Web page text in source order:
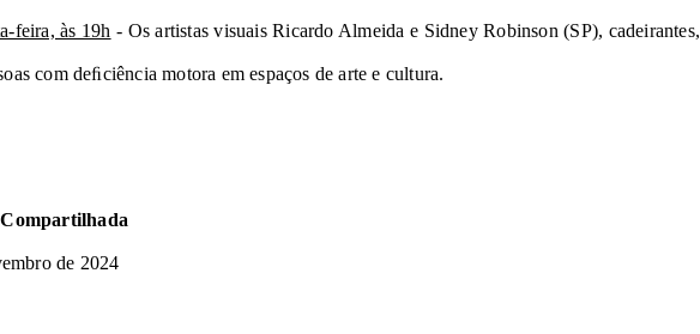
feira, às 19h - Os artistas visuais Ricardo Almeida e Sidney Robinson (SP), cadeirantes,
com deﬁciência motora em espaços de arte e cultura.
de 2024